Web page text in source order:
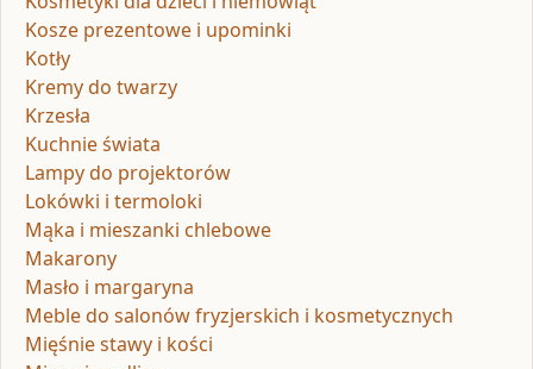
Kosze prezentowe i upominki
Kotły
Kremy do twarzy
Krzesła
Kuchnie świata
Lampy do projektorów
Lokówki i termoloki
Mąka i mieszanki chlebowe
Makarony
Masło i margaryna
Meble do salonów fryzjerskich i kosmetycznych
Mięśnie stawy i kości